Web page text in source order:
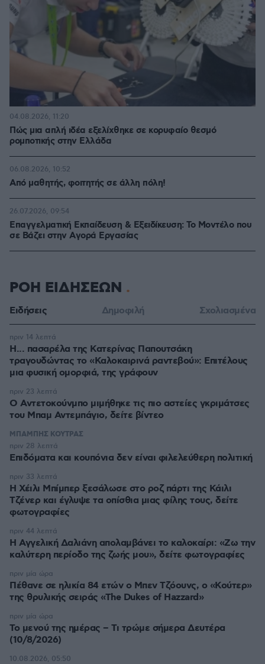
Πώς μια απλή ιδέα εξελίχθηκε σε κορυφαίο θεσμό
ρομποτικής στην Ελλάδα
04.08.2026, 11:20
Από μαθητής, φοιτητής σε άλλη πόλη!
06.08.2026, 10:52
Επαγγελματική Εκπαίδευση & Εξειδίκευση: Το Mοντέλο που
σε Bάζει στην Aγορά Eργασίας
26.07.2026, 09:54
ΡΟΗ ΕΙΔΗΣΕΩΝ
Ειδήσεις Δημοφιλή Σχολιασμένα
Η... πασαρέλα της Κατερίνας Παπουτσάκη
τραγουδώντας το «Καλοκαιρινά ραντεβού»: Επιτέλους
μια φυσική ομορφιά, της γράφουν
πριν 14 λεπτά
Ο Αντετοκούνμπο μιμήθηκε τις πιο αστείες γκριμάτσες
του Μπαμ Αντεμπάγιο, δείτε βίντεο
πριν 23 λεπτά
ΜΠΑΜΠΗΣ ΚΟΥΤΡΑΣ
Επιδόματα και κουπόνια δεν είναι φιλελεύθερη πολιτική
πριν 28 λεπτά
Η Χέιλι Μπίμπερ ξεσάλωσε στο ροζ πάρτι της Κάιλι
Τζένερ και έγλυψε τα οπίσθια μιας φίλης τους, δείτε
φωτογραφίες
πριν 33 λεπτά
Η Αγγελική Δαλιάνη απολαμβάνει το καλοκαίρι: «Ζω την
καλύτερη περίοδο της ζωής μου», δείτε φωτογραφίες
πριν 44 λεπτά
Πέθανε σε ηλικία 84 ετών ο Μπεν Τζόουνς, ο «Κούτερ»
της θρυλικής σειράς «The Dukes of Hazzard»
πριν μία ώρα
Το μενού της ημέρας – Τι τρώμε σήμερα Δευτέρα
(10/8/2026)
πριν μία ώρα
10.08.2026, 05:50